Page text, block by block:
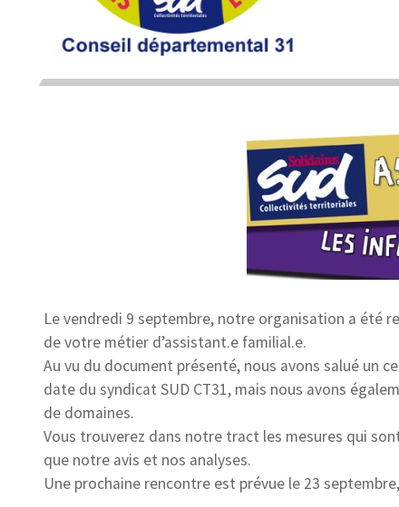
Le vendredi 9 septembre, notre organisation a été
de votre métier d’assistant.e familial.e.
Au vu du document présenté, nous avons salué un
date du syndicat SUD CT31, mais nous avons
de domaines.
Vous trouverez dans notre tract les mesures qui
que notre avis et nos analyses.
Une prochaine rencontre est prévue le 23